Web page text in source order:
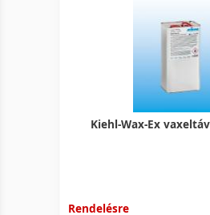
Kiehl-Wax-Ex
Rendelésre